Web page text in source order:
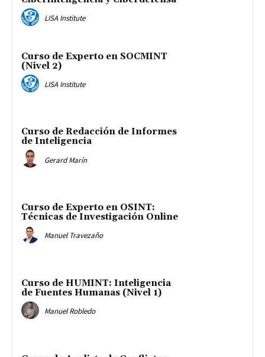
LISA Institute
Curso de Experto en SOCMINT
(Nivel 2)
LISA Institute
Curso de Redacción de Informes
de Inteligencia
Gerard Marín
Curso de Experto en OSINT:
Técnicas de Investigación Online
Manuel Travezaño
Curso de HUMINT: Inteligencia
de Fuentes Humanas (Nivel 1)
Manuel Robledo